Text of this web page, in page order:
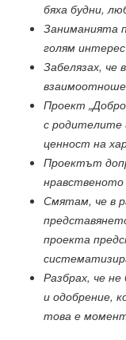
бяха будни,
Заниманията
голям
Забелязах, че
Проект
с родителите
ценност на
Проектът
Смятам, че в
проекта
Разбрах, че
и одобрение,
това е